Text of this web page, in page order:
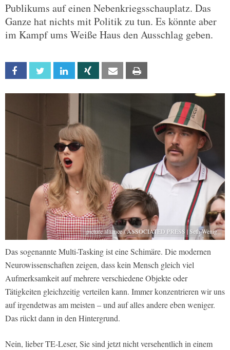
Publikums auf einen Nebenkriegsschauplatz. Das
Ganze hat nichts mit Politik zu tun. Es könnte aber
im Kampf ums Weiße Haus den Ausschlag geben.
Facebook Twitter Linkedin Xing Email
picture alliance / ASSOCIATED PRESS | Seth Wenig
Das sogenannte Multi-Tasking ist eine Schimäre. Die modernen
Neurowissenschaften zeigen, dass kein Mensch gleich viel
Aufmerksamkeit auf mehrere verschiedene Objekte oder
Tätigkeiten gleichzeitig verteilen kann. Immer konzentrieren wir uns
auf irgendetwas am meisten – und auf alles andere eben weniger.
Das rückt dann in den Hintergrund.
Nein, lieber TE-Leser, Sie sind jetzt nicht versehentlich in einem